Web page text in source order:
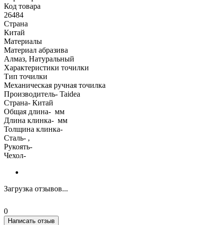
Код товара
26484
Страна
Китай
Материалы
Материал абразива
Алмаз, Натуральный
Характеристики точилки
Тип точилки
Механическая ручная точилка
Производитель- Taidea
Страна- Китай
Oбщая длина- мм
Длина клинка- мм
Толщина клинка-
Сталь- ,
Рукоять-
Чехол-
Загрузка отзывов...
0
Написать отзыв